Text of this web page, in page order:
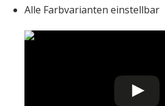
Alle Farbvarianten einstellbar